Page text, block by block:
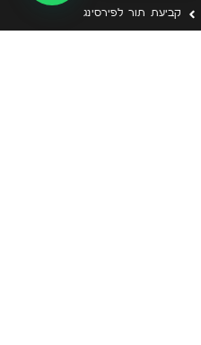
שעות פעילות:
קביעת תור לפירסינג